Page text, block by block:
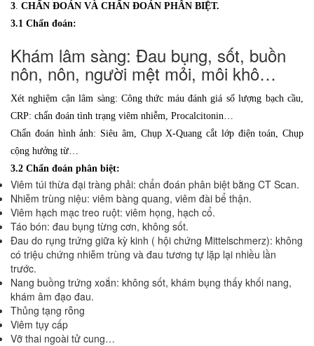
3. CHẨN ĐOÁN VÀ CHẨN ĐOÁN PHÂN BIỆT.
3.1 Chẩn đoán:
Khám lâm sàng: Đau bụng, sốt, buồn
nôn, nôn, người mệt mỏi, môi khô…
Xét nghiệm cận lâm sàng: Công thức máu đánh giá số lượng bạch cầu,
CRP: chẩn đoán tình trạng viêm nhiễm, Procalcitonin…
Chẩn đoán hình ảnh: Siêu âm, Chụp X-Quang cắt lớp điện toán, Chụp
cộng hưởng từ…
3.2 Chẩn đoán phân biệt:
Viêm túi thừa đại tràng phải: chẩn đoán phân biệt bằng CT Scan.
Nhiễm trùng niệu: viêm bàng quang, viêm đài bể thận.
Viêm hạch mạc treo ruột: viêm họng, hạch cổ.
Táo bón: đau bụng từng cơn, không sốt.
Đau do rụng trứng giữa kỳ kinh ( hội chứng Mittelschmerz): không
có triệu chứng nhiễm trùng và đau tương tự lặp lại nhiều lần
trước.
Nang buồng trứng xoắn: không sốt, khám bụng thấy khối nang,
khám âm đạo đau.
Thủng tạng rỗng
Viêm tụy cấp
Vỡ thai ngoài tử cung…